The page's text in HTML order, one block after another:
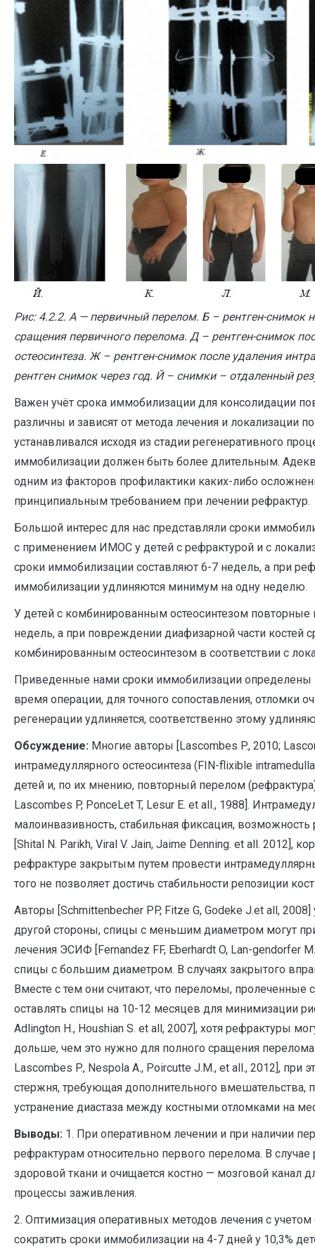
Рис: 4.2.2. А — первичный перелом. Б – рентген-снимок
сращения первичного перелома. Д – рентген-снимок
остеосинтеза. Ж – рентген-снимок после удаления
рентген снимок через год. Й – снимки – отдаленный
Важен учёт срока иммобилизации для консолидации
различны и зависят от метода лечения и локализации
устанавливался исходя из стадии регенеративного
иммобилизации должен быть более длительным.
одним из факторов профилактики каких-либо
принципиальным требованием при лечении рефрактур.
Большой интерес для нас представляли сроки
с применением ИМОС у детей с рефрактурой и с
сроки иммобилизации составляют 6-7 недель, а при
иммобилизации удлиняются минимум на одну неделю.
У детей с комбинированным остеосинтезом
недель, а при повреждении диафизарной части костей
комбинированным остеосинтезом в соответствии с
Приведенные нами сроки иммобилизации определены
время операции, для точного сопоставления, отломки
регенерации удлиняется, соответственно этому
Обсуждение: Многие авторы [Lascombes P., 2010;
интрамедуллярного остеосинтеза (FIN-flixible
детей и, по их мнению, повторный перелом
Lascombes P, PonceLet T, Lesur E. et all., 1988].
малоинвазивность, стабильная фиксация,
[Shital N. Parikh, Viral V. Jain, Jaime Denning. et all.
рефрактуре закрытым путем провести
того не позволяет достичь стабильности репозиции
Авторы [Schmittenbecher PP, Fitze G, Godeke J.et all,
другой стороны, спицы с меньшим диаметром могут
лечения ЭСИФ [Fernandez FF, Eberhardt O, Lan-gendorfer
спицы с большим диаметром. В случаях закрытого
Вместе с тем они считают, что переломы,
оставлять спицы на 10-12 месяцев для минимизации
Adlington H., Houshian S. et all, 2007], хотя рефрактуры
дольше, чем это нужно для полного сращения
Lascombes P., Nespola A., Poircutte J.M., et all., 2012],
стержня, требующая дополнительного вмешательства,
устранение диастаза между костными отломками на
Выводы: 1. При оперативном лечении и при наличии
рефрактурам относительно первого перелома. В
здоровой ткани и очищается костно — мозговой канал
процессы заживления.
2. Оптимизация оперативных методов лечения с
сократить сроки иммобилизации на 4-7 дней у 10,3%